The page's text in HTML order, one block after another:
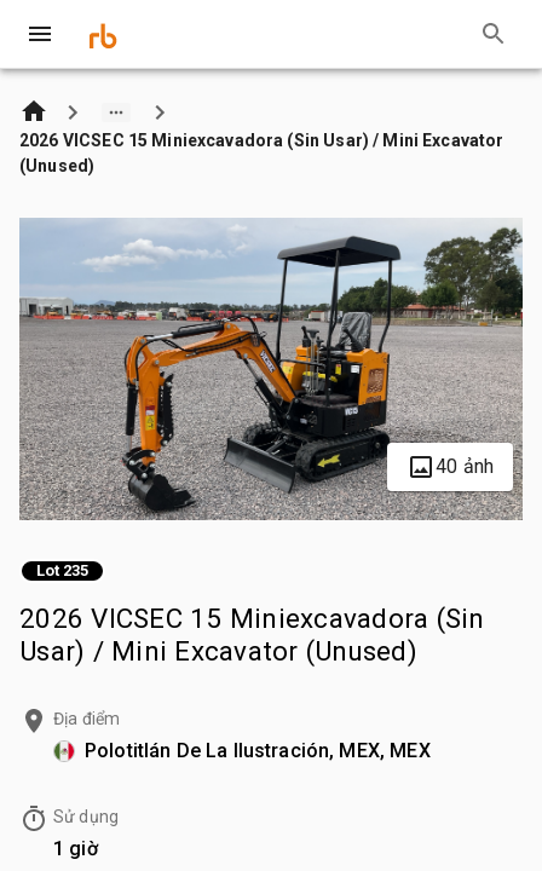
2026 VICSEC 15 Miniexcavadora (Sin Usar) / Mini Excavator
(Unused)
40 ảnh
Lot 235
2026 VICSEC 15 Miniexcavadora (Sin
Usar) / Mini Excavator (Unused)
Địa điểm
Polotitlán De La Ilustración, MEX, MEX
Sử dụng
1 giờ